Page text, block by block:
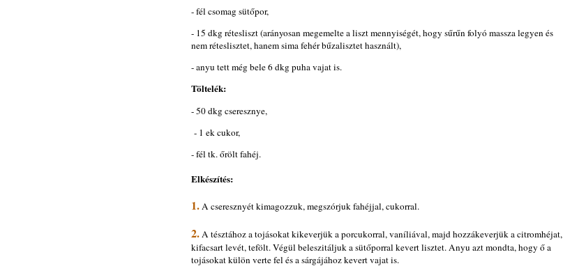
- fél csomag sütőpor,
- 15 dkg rétesliszt (arányosan megemelte a liszt mennyiségét, hogy sűrűn folyó massza legyen és
nem réteslisztet, hanem sima fehér bűzalisztet használt),
- anyu tett még bele 6 dkg puha vajat is.
Töltelék:
- 50 dkg cseresznye,
- 1 ek cukor,
- fél tk. őrölt fahéj.
Elkészítés:
1.A cseresznyét kimagozzuk, megszórjuk fahéjjal, cukorral.
2.A tésztához a tojásokat kikeverjük a porcukorral, vaníliával, majd hozzákeverjük a citromhéjat,
kifacsart levét, tefölt. Végül beleszitáljuk a sütőporral kevert lisztet. Anyu azt mondta, hogy ő a
tojásokat külön verte fel és a sárgájához kevert vajat is.